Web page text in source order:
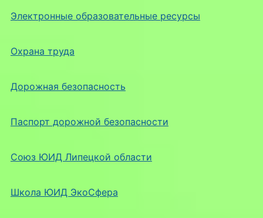
Электронные образовательные ресурсы
Охрана труда
Дорожная безопасность
Паспорт дорожной безопасности
Союз ЮИД Липецкой области
Школа ЮИД ЭкоСфера